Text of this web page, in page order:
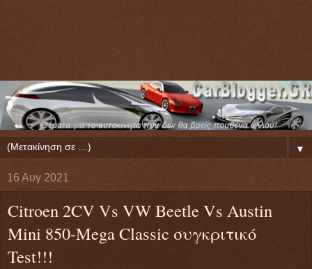
▼
16 Αυγ 2021
Citroen 2CV Vs VW Beetle Vs Austin
Mini 850-Mega Classic συγκριτικό
Test!!!